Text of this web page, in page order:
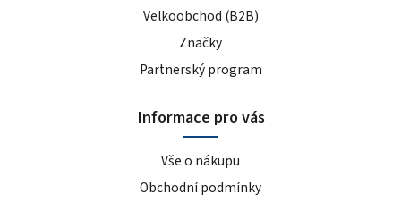
Velkoobchod (B2B)
Značky
Partnerský program
Informace pro vás
Vše o nákupu
Obchodní podmínky